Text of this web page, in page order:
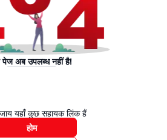
पेज अब उपलब्ध नहीं है!
यहाँ कुछ सहायक लिंक हैं
होम